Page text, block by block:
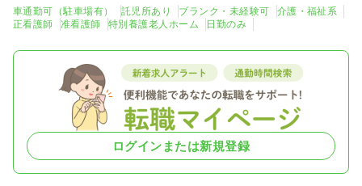
車通勤可（駐車場有） 託児所あり ブランク・未経験可
介護・福祉系
正看護師
准看護師 特別養護老人ホーム 日勤のみ
ログインまたは新規登録